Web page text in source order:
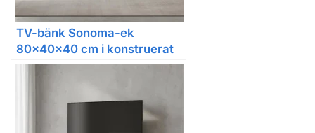
TV-bänk Sonoma-ek
80x40x40 cm i konstruerat
trä